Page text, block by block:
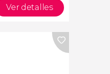
Ver detalles